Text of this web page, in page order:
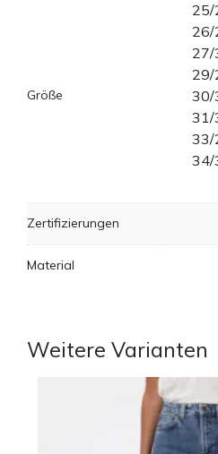
Größe
25/
26/
27/
29/
30/
31/
33/
34/
Zertifizierungen
Material
Weitere Varianten